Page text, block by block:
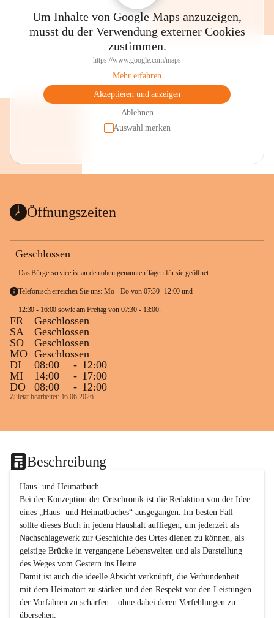
Um Inhalte von Google Maps anzuzeigen,
musst du der Verwendung externer Cookies
zustimmen.
https://www.google.com/maps
Mehr erfahren
Akzeptieren und anzeigen
Ablehnen
Auswahl merken
Öffnungszeiten
Geschlossen
Das Bürgerservice ist an den oben genannten Tagen für sie geöffnet
Telefonisch erreichen Sie uns: Mo - Do von 07:30 -12:00 und
FR
Geschlossen
SA
Geschlossen
SO
Geschlossen
MO Geschlossen
DI
08:00 - 12:00
MI
14:00 - 17:00
DO
08:00 - 12:00
Zuletzt bearbeitet: 16.06.2026
Beschreibung
Haus- und Heimatbuch
Bei der Konzeption der Ortschronik ist die Redaktion von der Idee
eines „Haus- und Heimatbuches“ ausgegangen. Im besten Fall
sollte dieses Buch in jedem Haushalt aufliegen, um jederzeit als
Nachschlagewerk zur Geschichte des Ortes dienen zu können, als
geistige Brücke in vergangene Lebenswelten und als Darstellung
des Weges vom Gestern ins Heute.
Damit ist auch die ideelle Absicht verknüpft, die Verbundenheit
mit dem Heimatort zu stärken und den Respekt vor den Leistungen
der Vorfahren zu schärfen – ohne dabei deren Verfehlungen zu
übersehen.